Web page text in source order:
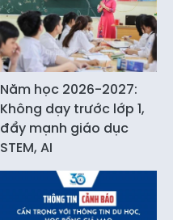
Năm học 2026-2027:
Không dạy trước lớp 1,
đẩy mạnh giáo dục
STEM, AI